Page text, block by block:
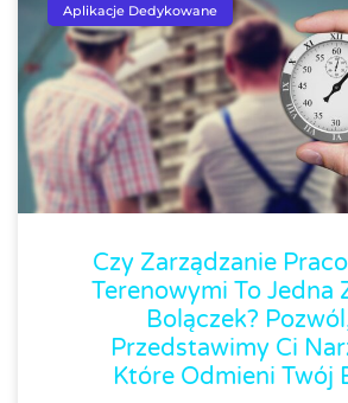
Aplikacje Dedykowane
Czy Zarządzanie
Terenowymi To Jedna
Bolączek?
Przedstawimy Ci
Które Odmieni Twój